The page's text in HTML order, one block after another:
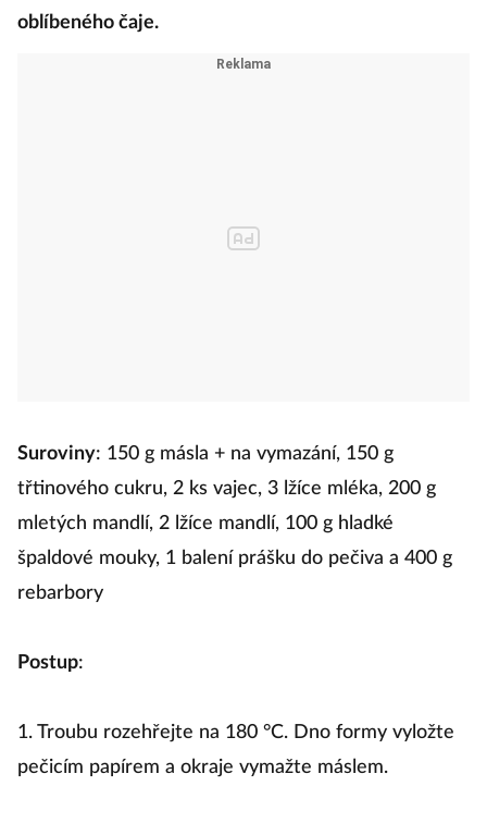
oblíbeného čaje.
Suroviny: 150 g másla + na vymazání, 150 g
třtinového cukru, 2 ks vajec, 3 lžíce mléka, 200 g
mletých mandlí, 2 lžíce mandlí, 100 g hladké
špaldové mouky, 1 balení prášku do pečiva a 400 g
rebarbory
Postup:
1. Troubu rozehřejte na 180 °C. Dno formy vyložte
pečicím papírem a okraje vymažte máslem.